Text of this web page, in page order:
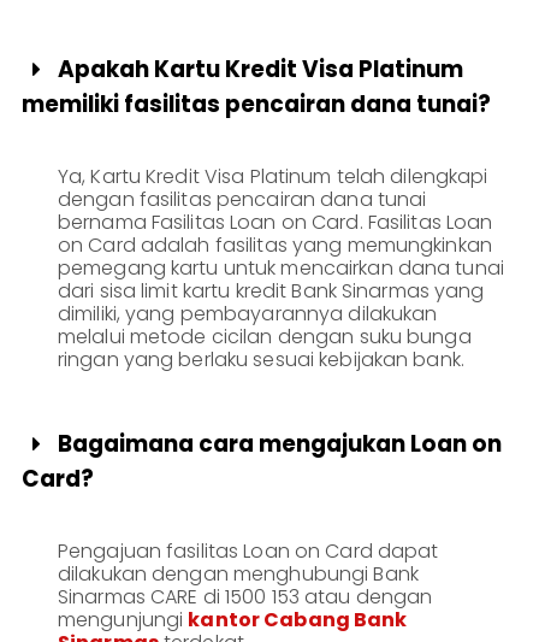

Apakah Kartu Kredit Visa Platinum
memiliki fasilitas pencairan dana tunai?
Ya, Kartu Kredit Visa Platinum telah dilengkapi
dengan fasilitas pencairan dana tunai
bernama Fasilitas Loan on Card. Fasilitas Loan
on Card adalah fasilitas yang memungkinkan
pemegang kartu untuk mencairkan dana tunai
dari sisa limit kartu kredit Bank Sinarmas yang
dimiliki, yang pembayarannya dilakukan
melalui metode cicilan dengan suku bunga
ringan yang berlaku sesuai kebijakan bank.

Bagaimana cara mengajukan Loan on
Card?
Pengajuan fasilitas Loan on Card dapat
dilakukan dengan menghubungi Bank
Sinarmas CARE di 1500 153 atau dengan
mengunjungi kantor Cabang Bank